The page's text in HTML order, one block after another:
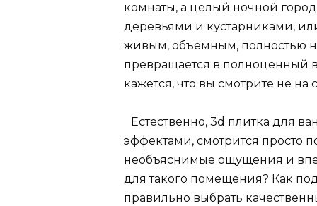
комнаты, а целый ночной
деревьями и кустарниками,
живым, объемным, полностью
превращается в полноценный
кажется, что вы смотрите не
Естественно, 3d плитка для
эффектами, смотрится просто
необъяснимые ощущения и
для такого помещения? Как
правильно выбрать